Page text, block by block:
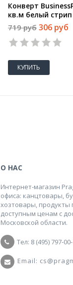
Конверт
кв.м белый
запечаткой (25
упаковке)
719 руб 306 руб
КУПИТЬ
1 2 3 4
О НАС
Интернет-магазин
офиса: канцтовары,
хозтовары, продукты
доступным ценам с
Московской области.
Тел: 8 (495) 797-
Email: